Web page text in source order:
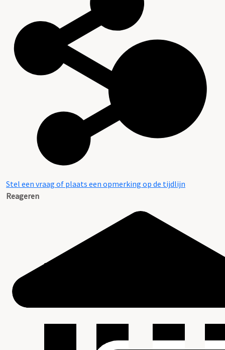
Stel een vraag of plaats een opmerking op de tijdlijn
Reageren